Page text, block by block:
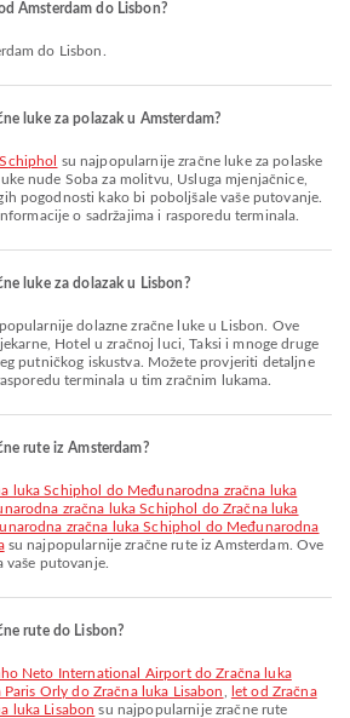
Amsterdam do Lisbon?
do Lisbon.
luke za polazak u Amsterdam?
su najpopularnije zračne luke za polaske
nude Soba za molitvu, Usluga mjenjačnice,
pogodnosti kako bi poboljšale vaše putovanje.
o sadržajima i rasporedu terminala.
luke za dolazak u Lisbon?
dolazne zračne luke u Lisbon. Ove
Hotel u zračnoj luci, Taksi i mnoge druge
putničkog iskustva. Možete provjeriti detaljne
terminala u tim zračnim lukama.
rute iz Amsterdam?
zračna luka Schiphol do Zračna luka
zračna luka Schiphol do Međunarodna
su najpopularnije zračne rute iz Amsterdam. Ove
vaše putovanje.
rute do Lisbon?
Paris Orly do Zračna luka Lisabon
let od Zračna
luka Lisabon su najpopularnije zračne rute